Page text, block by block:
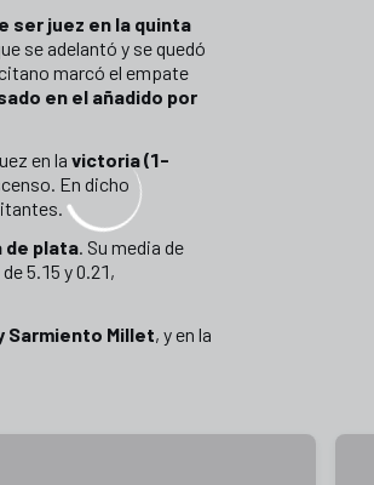
ser juez en la quinta
se adelantó y se quedó
marcó el empate
en el añadido por
en la victoria (1-
En dicho
de plata. Su media de
5.15 y 0.21,
Sarmiento Millet, y en la